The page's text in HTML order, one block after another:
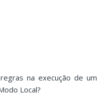
na execução de um
Local?